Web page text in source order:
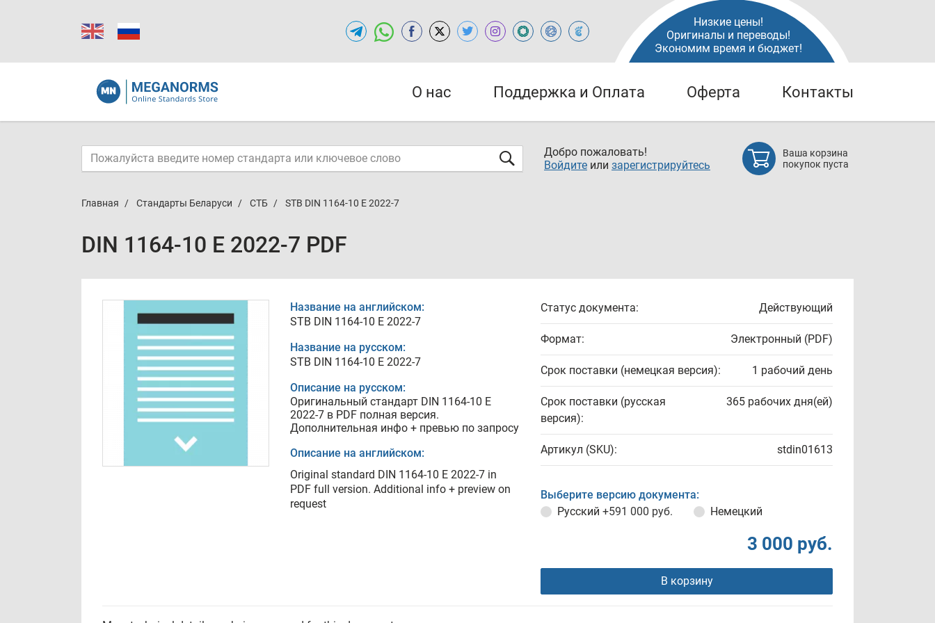
Низкие цены!
Оригиналы и переводы!
Экономим время и бюджет!
О нас Поддержка и Оплата Оферта Контакты
Добро пожаловать!
Войдите или зарегистрируйтесь
Ваша корзина
покупок пуста
Главная Стандарты Беларуси СТБ STB DIN 1164-10 E 2022-7
DIN 1164-10 E 2022-7 PDF
Название на английском:
STB DIN 1164-10 E 2022-7
Название на русском:
STB DIN 1164-10 E 2022-7
Описание на русском:
Оригинальный стандарт DIN 1164-10 E
2022-7 в PDF полная версия.
Дополнительная инфо + превью по запросу
Описание на английском:
Original standard DIN 1164-10 E 2022-7 in
PDF full version. Additional info + preview on
request
Статус документа: Действующий
Формат: Электронный (PDF)
Срок поставки (немецкая версия): 1 рабочий день
Срок поставки (русская
версия):
365 рабочих дня(ей)
Артикул (SKU): stdin01613
Выберите версию документа:
Русский +591 000 руб. Немецкий
3 000 руб.
В корзину